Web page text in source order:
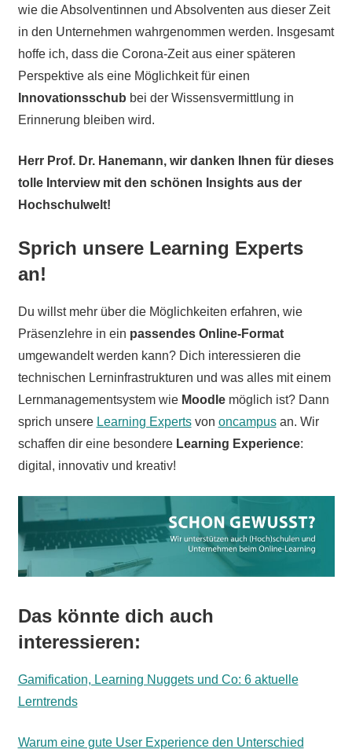
wie die Absolventinnen und Absolventen aus dieser Zeit
in den Unternehmen wahrgenommen werden. Insgesamt
hoffe ich, dass die Corona-Zeit aus einer späteren
Perspektive als eine Möglichkeit für einen
Innovationsschub bei der Wissensvermittlung in
Erinnerung bleiben wird.
Herr Prof. Dr. Hanemann, wir danken Ihnen für dieses
tolle Interview mit den schönen Insights aus der
Hochschulwelt!
Sprich unsere Learning Experts
an!
Du willst mehr über die Möglichkeiten erfahren, wie
Präsenzlehre in ein passendes Online-Format
umgewandelt werden kann? Dich interessieren die
technischen Lerninfrastrukturen und was alles mit einem
Lernmanagementsystem wie Moodlemöglich ist? Dann
sprich unsere Learning Expertsvon oncampusan. Wir
schaffen dir eine besondere Learning Experience:
digital, innovativ und kreativ!
Das könnte dich auch
interessieren:
Gamification, Learning Nuggets und Co: 6 aktuelle
Lerntrends
Warum eine gute User Experience den Unterschied